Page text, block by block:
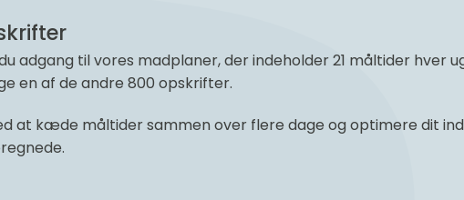
adgang til vores madplaner, der indeholder 21 måltider hver
en af de andre 800 opskrifter.
at kæde måltider sammen over flere dage og optimere dit